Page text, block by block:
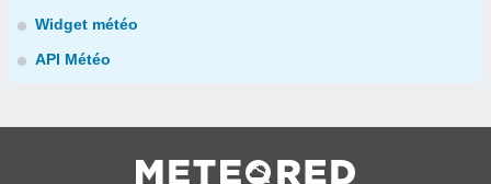
Widget météo
API Météo